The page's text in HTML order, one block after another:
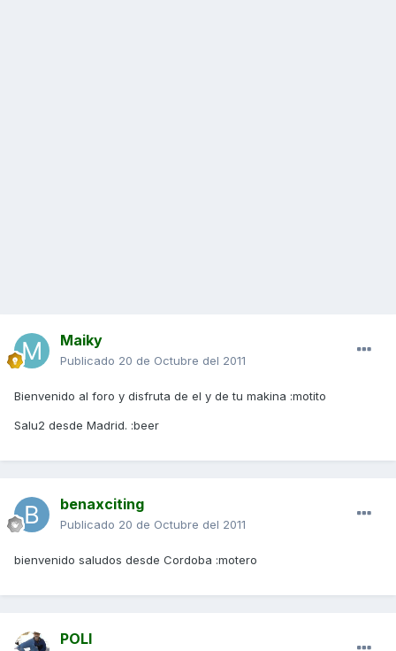
Maiky
Publicado 20 de Octubre del 2011
Bienvenido al foro y disfruta de el y de tu makina :motito
Salu2 desde Madrid. :beer
benaxciting
Publicado 20 de Octubre del 2011
bienvenido saludos desde Cordoba :motero
POLI